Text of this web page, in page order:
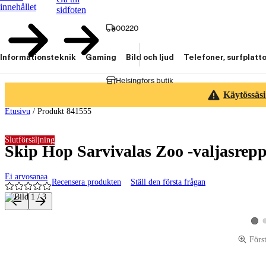
innehållet
sidfoten
00220
Helsingfors butik
Informationsteknik Gaming Bild och ljud Telefoner,
Etusivu / Produkt 841555
Skip Hop Sarvivalas Zoo -
Ei arvosanaa
Recensera produkten Ställ den första frågan
Slutförsäljning
Produktbilder och videor
Visa